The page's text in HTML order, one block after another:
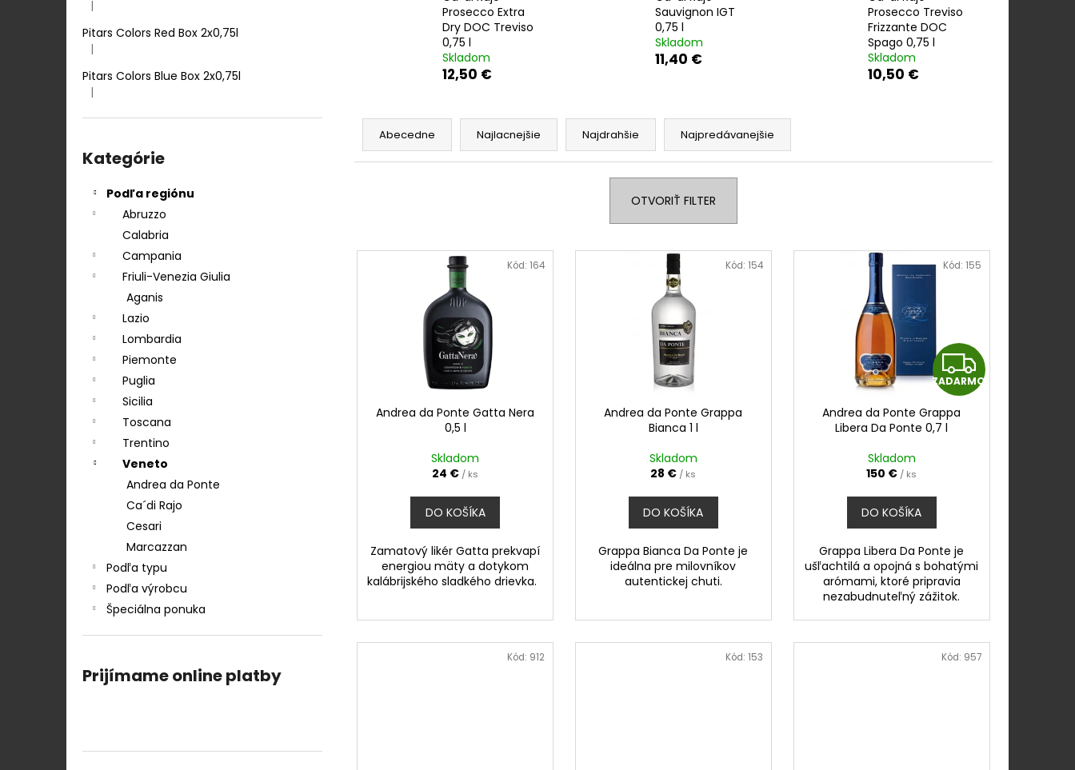
Hodnotenie produktu je 5 z 5 hviezdičiek.
|
Pitars Colors Red Box 2x0,75l
Hodnotenie produktu je 5 z 5 hviezdičiek.
|
Pitars Colors Blue Box 2x0,75l
Hodnotenie produktu je 5 z 5 hviezdičiek.
|
kategórie
Kategórie
Podľa regiónu
Abruzzo
Calabria
Campania
Friuli-Venezia Giulia
Aganis
Lazio
Lombardia
Piemonte
Puglia
Sicilia
Toscana
Trentino
Veneto
Andrea da Ponte
Ca´di Rajo
Cesari
Marcazzan
Podľa typu
Podľa výrobcu
Špeciálna ponuka
Prijímame online platby
Prosecco Extra
Dry DOC Treviso
0,75 l
Skladom
12,50 €
Sauvignon IGT
0,75 l
Skladom
11,40 €
Prosecco Treviso
Frizzante DOC
Spago 0,75 l
Skladom
10,50 €
R
d
Abecedne Najlacnejšie Najdrahšie Najpredávanejšie
OTVORIŤ FILTER
V
Andrea da Ponte Gatta Nera
0,5 l
Skladom
24 € / ks
DO KOŠÍKA
Zamatový likér Gatta prekvapí
energiou mäty a dotykom
kalábrijského sladkého drievka.
Kód:164
Andrea da Ponte Grappa
Bianca 1 l
Skladom
28 € / ks
DO KOŠÍKA
Grappa Bianca Da Ponte je
ideálna pre milovníkov
autentickej chuti.
Kód: 154
Z
A
O
ZADARMO
Andrea da Ponte Grappa
Libera Da Ponte 0,7 l
Skladom
150 € / ks
DO KOŠÍKA
Grappa Libera Da Ponte je
ušľachtilá a opojná s bohatými
arómami, ktoré pripravia
nezabudnuteľný zážitok.
Kód: 155
Kód: 912 Kód: 153 Kód: 957
TENUTA ULISSE PECORINO TERRE D
´ABRUZZO IGP 0,75 L
12,50 €
TERRE DEL NOCE PINOT GRIGIO IGT 0,75 TERRE DEL NOCE PINOT GRIGIO ROSÉ
IGT 0,75 L
6,10 €